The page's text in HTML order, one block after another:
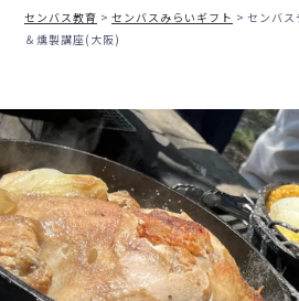
センバス教育 センバスみらいギフト
センバス
＆燻製講座(大阪)